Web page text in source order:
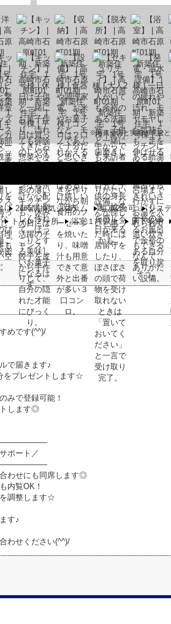
※写真や図と実際の現状
24時間換気システム 駐車2台可
シス
トイレ２ヶ所 浴室１坪以上
床下収納
めです(^^)/
で届きます♪
をプレゼントします☆
みで登録可能！
トします◎
ポート／
わせにも同席します◎
内覧OK！
調整します☆
す♪
わせください(^^)/